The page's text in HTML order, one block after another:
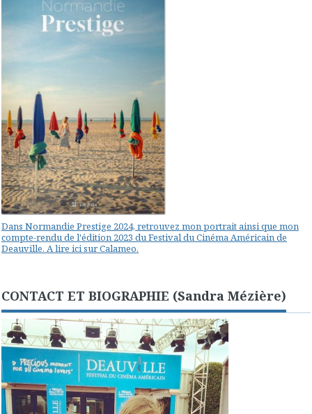
Dans Normandie Prestige 2024, retrouvez mon portrait ainsi que mon
compte-rendu de l'édition 2023 du Festival du Cinéma Américain de
Deauville. A lire ici sur Calameo.
CONTACT ET BIOGRAPHIE (Sandra Mézière)